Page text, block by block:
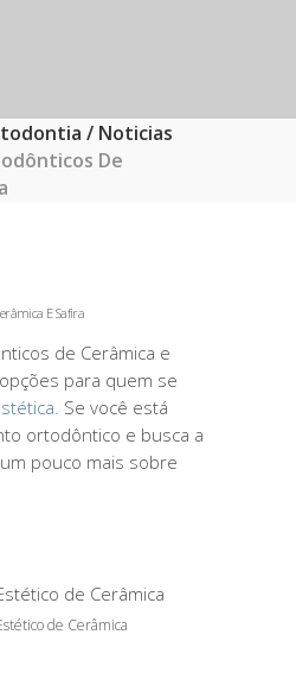
/ Noticias
De
E Safira
de Cerâmica e
para quem se
Se você está
ortodôntico e busca a
pouco mais sobre
de Cerâmica